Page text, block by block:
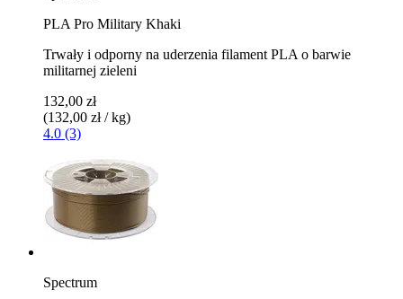
PLA Pro Military Khaki
Trwały i odporny na uderzenia filament PLA o barwie
militarnej zieleni
132,00 zł
(132,00 zł / kg)
4.0 (3)
Spectrum